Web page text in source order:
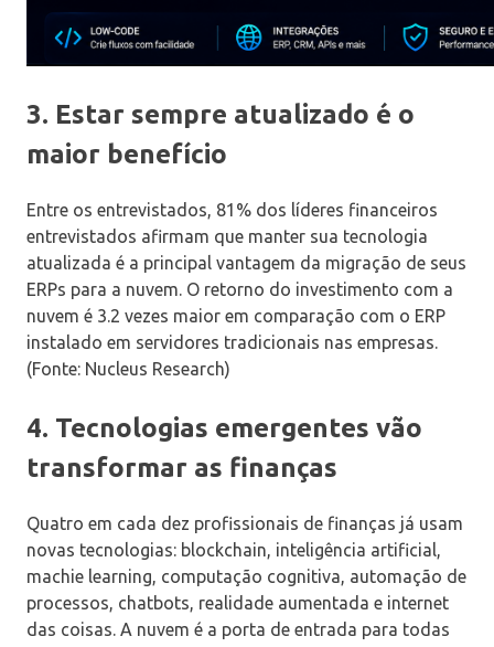
3. Estar sempre atualizado é o
maior benefício
Entre os entrevistados, 81% dos líderes financeiros
entrevistados afirmam que manter sua tecnologia
atualizada é a principal vantagem da migração de seus
ERPs para a nuvem. O retorno do investimento com a
nuvem é 3.2 vezes maior em comparação com o ERP
instalado em servidores tradicionais nas empresas.
(Fonte: Nucleus Research)
4. Tecnologias emergentes vão
transformar as finanças
Quatro em cada dez profissionais de finanças já usam
novas tecnologias: blockchain, inteligência artificial,
machie learning, computação cognitiva, automação de
processos, chatbots, realidade aumentada e internet
das coisas. A nuvem é a porta de entrada para todas